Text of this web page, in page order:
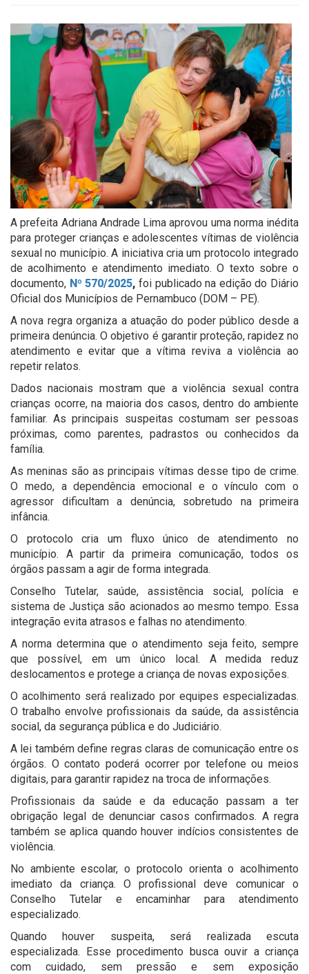
A prefeita Adriana Andrade Lima aprovou uma norma inédita
para proteger crianças e adolescentes vítimas de violência
sexual no município. A iniciativa cria um protocolo integrado
de acolhimento e atendimento imediato. O texto sobre o
documento, Nº 570/2025, foi publicado na edição do Diário
Oficial dos Municípios de Pernambuco (DOM – PE).
A nova regra organiza a atuação do poder público desde a
primeira denúncia. O objetivo é garantir proteção, rapidez no
atendimento e evitar que a vítima reviva a violência ao
repetir relatos.
Dados nacionais mostram que a violência sexual contra
crianças ocorre, na maioria dos casos, dentro do ambiente
familiar. As principais suspeitas costumam ser pessoas
próximas, como parentes, padrastos ou conhecidos da
família.
As meninas são as principais vítimas desse tipo de crime.
O medo, a dependência emocional e o vínculo com o
agressor dificultam a denúncia, sobretudo na primeira
infância.
O protocolo cria um fluxo único de atendimento no
município. A partir da primeira comunicação, todos os
órgãos passam a agir de forma integrada.
Conselho Tutelar, saúde, assistência social, polícia e
sistema de Justiça são acionados ao mesmo tempo. Essa
integração evita atrasos e falhas no atendimento.
A norma determina que o atendimento seja feito, sempre
que possível, em um único local. A medida reduz
deslocamentos e protege a criança de novas exposições.
O acolhimento será realizado por equipes especializadas.
O trabalho envolve profissionais da saúde, da assistência
social, da segurança pública e do Judiciário.
A lei também define regras claras de comunicação entre os
órgãos. O contato poderá ocorrer por telefone ou meios
digitais, para garantir rapidez na troca de informações.
Profissionais da saúde e da educação passam a ter
obrigação legal de denunciar casos confirmados. A regra
também se aplica quando houver indícios consistentes de
violência.
No ambiente escolar, o protocolo orienta o acolhimento
imediato da criança. O profissional deve comunicar o
Conselho Tutelar e encaminhar para atendimento
especializado.
Quando houver suspeita, será realizada escuta
especializada. Esse procedimento busca ouvir a criança
com cuidado, sem pressão e sem exposição